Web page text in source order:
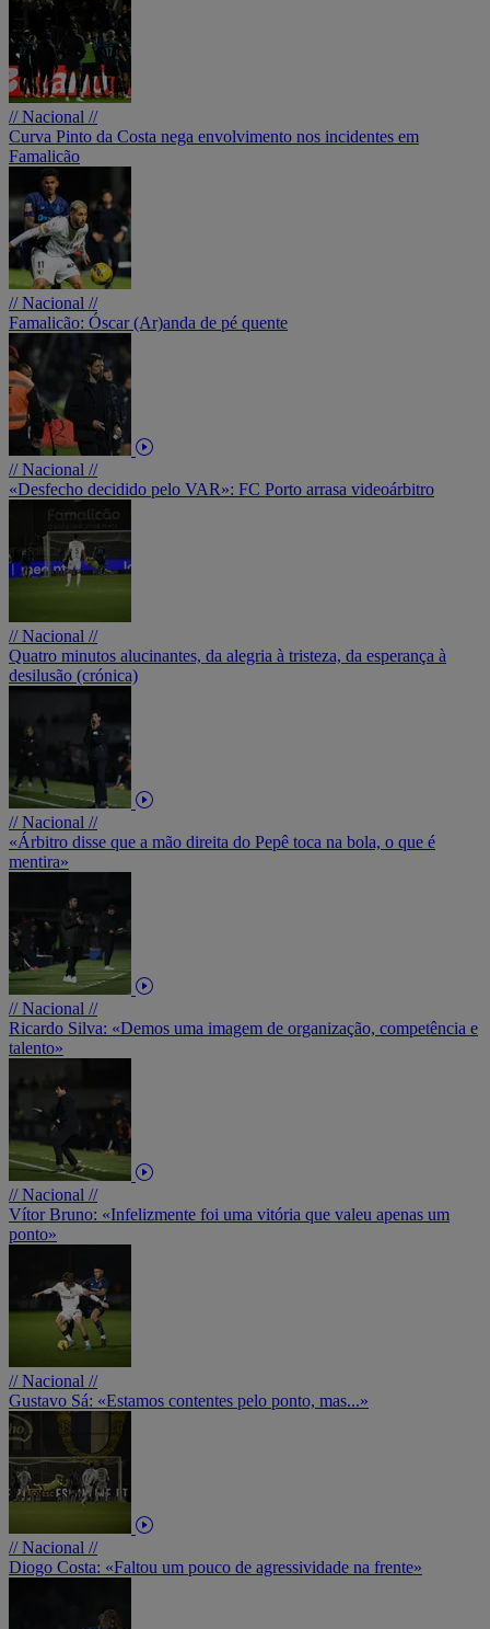
// Nacional //
Curva Pinto da Costa nega envolvimento nos incidentes em
Famalicão
// Nacional //
Famalicão: Óscar (Ar)anda de pé quente
// Nacional //
«Desfecho decidido pelo VAR»: FC Porto arrasa videoárbitro
// Nacional //
Quatro minutos alucinantes, da alegria à tristeza, da esperança à
desilusão (crónica)
// Nacional //
«Árbitro disse que a mão direita do Pepê toca na bola, o que é
mentira»
// Nacional //
Ricardo Silva: «Demos uma imagem de organização, competência e
talento»
// Nacional //
Vítor Bruno: «Infelizmente foi uma vitória que valeu apenas um
ponto»
// Nacional //
Gustavo Sá: «Estamos contentes pelo ponto, mas...»
// Nacional //
Diogo Costa: «Faltou um pouco de agressividade na frente»